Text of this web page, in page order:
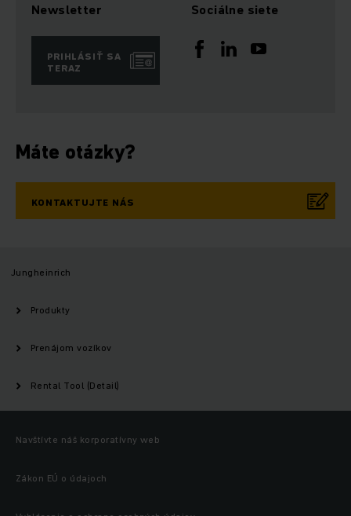
Newsletter
PRIHLÁSIŤ SA
TERAZ
Sociálne siete
Máte otázky?
KONTAKTUJTE NÁS
Jungheinrich
Produkty
Prenájom vozíkov
Rental Tool (Detail)
Navštívte náš korporatívny web
Zákon EÚ o údajoch